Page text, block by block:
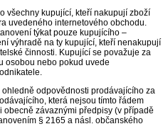
všechny kupující, kteří nakupují zboží
uvedeného internetového obchodu.
týkat pouze kupujícího –
výhradě na ty kupující, kteří nenakupují
činnosti. Kupující se považuje za
osobou nebo pokud uvede
odpovědnosti prodávajícího za
která nejsou tímto řádem
závaznými předpisy (v případě
§ 2165 a násl. občanského